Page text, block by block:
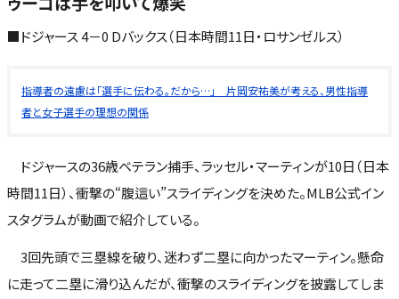
■ドジャース 4－0 Dバックス（日本時間11日・ロサンゼルス）
指導者の遠慮は「選手に伝わる。だから…」 片岡安祐美が考える、男性指導
者と女子選手の理想の関係
ドジャースの36歳ベテラン捕手、ラッセル・マーティンが10日（日本
時間11日）、衝撃の“腹這い”スライディングを決めた。MLB公式イン
スタグラムが動画で紹介している。
3回先頭で三塁線を破り、迷わず二塁に向かったマーティン。懸命
に走って二塁に滑り込んだが、衝撃のスライディングを披露してしま